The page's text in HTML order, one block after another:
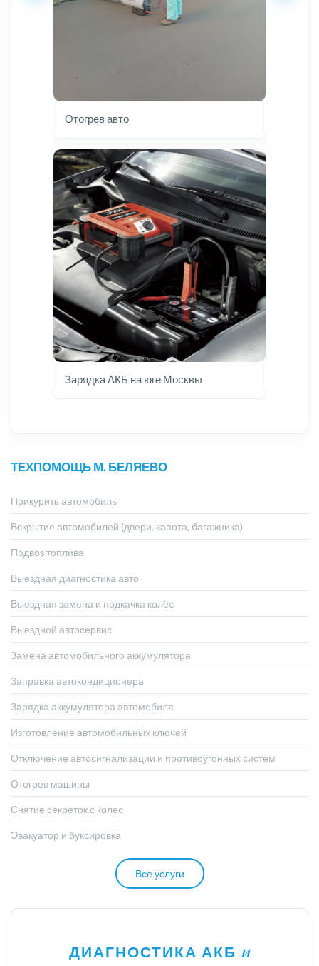
Отогрев авто
Зарядка АКБ на юге Москвы
ТЕХПОМОЩЬ М. БЕЛЯЕВО
Прикурить автомобиль
Вскрытие автомобилей (двери, капота, багажника)
Подвоз топлива
Выездная диагностика авто
Выездная замена и подкачка колёс
Выездной автосервис
Замена автомобильного аккумулятора
Заправка автокондиционера
Зарядка аккумулятора автомобиля
Изготовление автомобильных ключей
Отключение автосигнализации и противоугонных систем
Отогрев машины
Снятие секреток с колес
Эвакуатор и буксировка
Все услуги
ДИАГНОСТИКА АКБ И